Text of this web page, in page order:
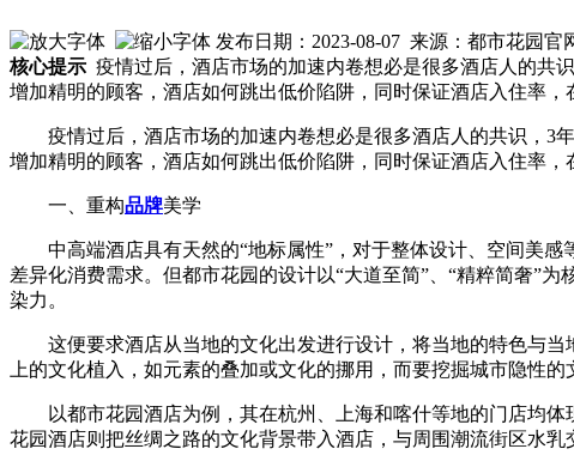
发布日期：2023-08-07 来源：都市花园官
核心提示 疫情过后，酒店市场的加速内卷想必是很多酒店人的共
增加精明的顾客，酒店如何跳出低价陷阱，同时保证酒店入住率
疫情过后，酒店市场的加速内卷想必是很多酒店人的共识，3
增加精明的顾客，酒店如何跳出低价陷阱，同时保证酒店入住率，
一、重构品牌美学
中高端酒店具有天然的“地标属性”，对于整体设计、空间美
差异化消费需求。但都市花园的设计以“大道至简”、“精粹简奢”
染力。
这便要求酒店从当地的文化出发进行设计，将当地的特色与
上的文化植入，如元素的叠加或文化的挪用，而要挖掘城市隐性的
以都市花园酒店为例，其在杭州、上海和喀什等地的门店均
花园酒店则把丝绸之路的文化背景带入酒店，与周围潮流街区水